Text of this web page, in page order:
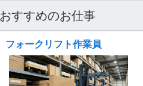
おすすめのお仕事
フォークリフト作業員